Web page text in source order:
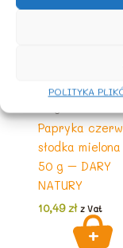
POLITYKA
Papryka
słodka
50 g – DARY
NATURY
10,49zł z Vat